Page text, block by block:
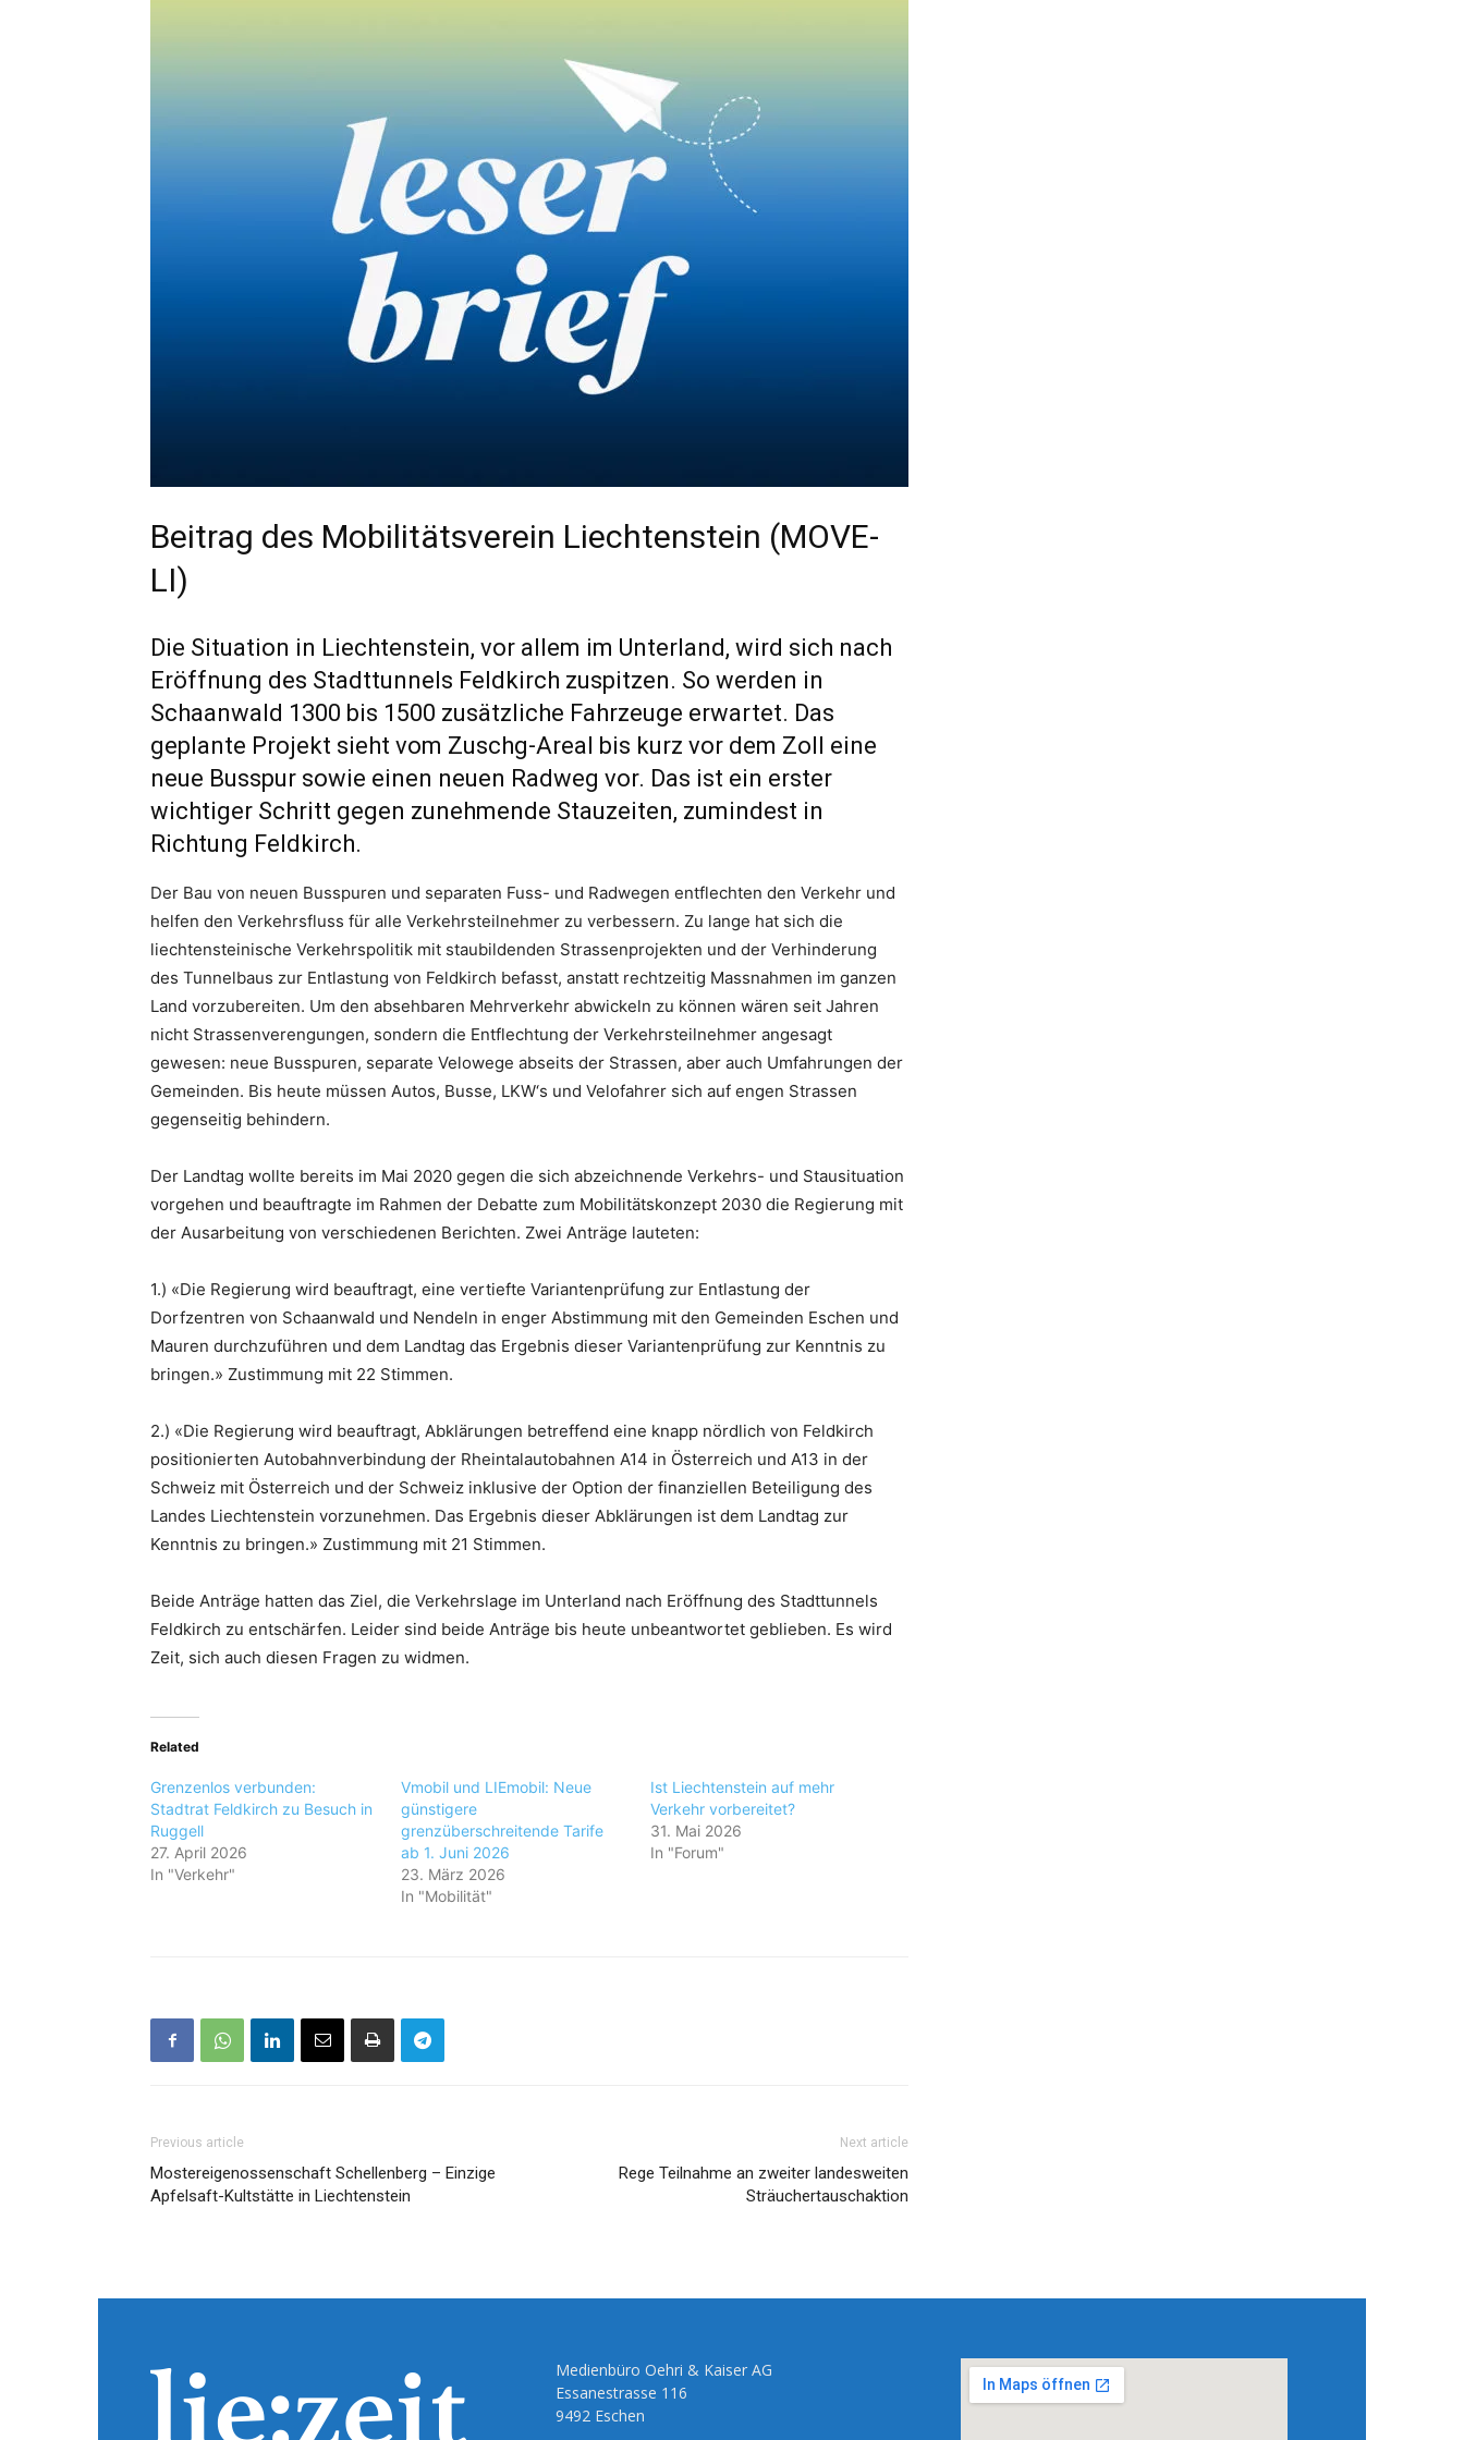
Beitrag des Mobilitätsverein Liechtenstein (MOVE-
LI)
Die Situation in Liechtenstein, vor allem im Unterland, wird sich nach
Eröffnung des Stadttunnels Feldkirch zuspitzen. So werden in
Schaanwald 1300 bis 1500 zusätzliche Fahrzeuge erwartet. Das
geplante Projekt sieht vom Zuschg-Areal bis kurz vor dem Zoll eine
neue Busspur sowie einen neuen Radweg vor. Das ist ein erster
wichtiger Schritt gegen zunehmende Stauzeiten, zumindest in
Richtung Feldkirch.
Der Bau von neuen Busspuren und separaten Fuss- und Radwegen entflechten den Verkehr und
helfen den Verkehrsfluss für alle Verkehrsteilnehmer zu verbessern. Zu lange hat sich die
liechtensteinische Verkehrspolitik mit staubildenden Strassenprojekten und der Verhinderung
des Tunnelbaus zur Entlastung von Feldkirch befasst, anstatt rechtzeitig Massnahmen im ganzen
Land vorzubereiten. Um den absehbaren Mehrverkehr abwickeln zu können wären seit Jahren
nicht Strassenverengungen, sondern die Entflechtung der Verkehrsteilnehmer angesagt
gewesen: neue Busspuren, separate Velowege abseits der Strassen, aber auch Umfahrungen der
Gemeinden. Bis heute müssen Autos, Busse, LKW‘s und Velofahrer sich auf engen Strassen
gegenseitig behindern.
Der Landtag wollte bereits im Mai 2020 gegen die sich abzeichnende Verkehrs- und Stausituation
vorgehen und beauftragte im Rahmen der Debatte zum Mobilitätskonzept 2030 die Regierung mit
der Ausarbeitung von verschiedenen Berichten. Zwei Anträge lauteten:
1.) «Die Regierung wird beauftragt, eine vertiefte Variantenprüfung zur Entlastung der
Dorfzentren von Schaanwald und Nendeln in enger Abstimmung mit den Gemeinden Eschen und
Mauren durchzuführen und dem Landtag das Ergebnis dieser Variantenprüfung zur Kenntnis zu
bringen.» Zustimmung mit 22 Stimmen.
2.) «Die Regierung wird beauftragt, Abklärungen betreffend eine knapp nördlich von Feldkirch
positionierten Autobahnverbindung der Rheintalautobahnen A14 in Österreich und A13 in der
Schweiz mit Österreich und der Schweiz inklusive der Option der finanziellen Beteiligung des
Landes Liechtenstein vorzunehmen. Das Ergebnis dieser Abklärungen ist dem Landtag zur
Kenntnis zu bringen.» Zustimmung mit 21 Stimmen.
Beide Anträge hatten das Ziel, die Verkehrslage im Unterland nach Eröffnung des Stadttunnels
Feldkirch zu entschärfen. Leider sind beide Anträge bis heute unbeantwortet geblieben. Es wird
Zeit, sich auch diesen Fragen zu widmen.
Related
Grenzenlos verbunden:
Stadtrat Feldkirch zu Besuch in
Ruggell
27. April 2026
In "Verkehr"
Vmobil und LIEmobil: Neue
günstigere
grenzüberschreitende Tarife
ab 1. Juni 2026
23. März 2026
In "Mobilität"
Ist Liechtenstein auf mehr
Verkehr vorbereitet?
31. Mai 2026
In "Forum"
Previous article
Mostereigenossenschaft Schellenberg – Einzige
Apfelsaft-Kultstätte in Liechtenstein
Next article
Rege Teilnahme an zweiter landesweiten
Sträuchertauschaktion
Medienbüro Oehri & Kaiser AG
Essanestrasse 116
9492 Eschen